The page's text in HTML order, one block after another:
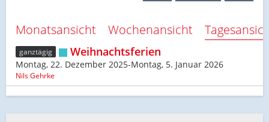
Monatsansicht Wochenansicht
ganztägig Weihnachtsferien
Montag, 22. Dezember 2025-Montag, 5. Januar 2026
Nils Gehrke